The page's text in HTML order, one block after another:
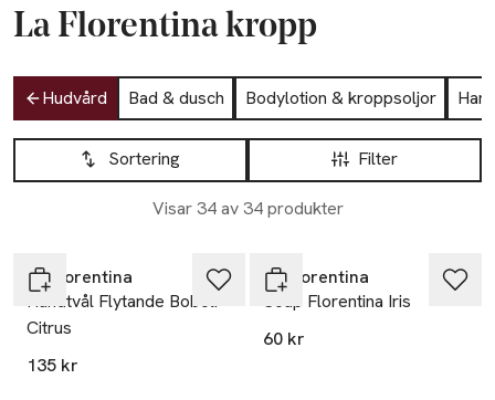
La Florentina kropp
Hoppa till produktsidan
Hudvård Bad & dusch Bodylotion & kroppsoljor
Hoppa till produktsidan
Filter
Sortering
Visar 34 av 34 produkter
Lista över produkter
La Florentina
Handtvål Flytande Boboli
Citrus
135 kr
La Florentina
Soap Florentina Iris
60 kr